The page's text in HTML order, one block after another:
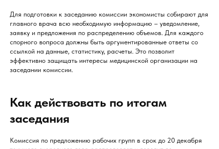
Для подготовки к заседанию комиссии экономисты собирают для
главного врача всю необходимую информацию – уведомление,
заявку и предложения по распределению объемов. Для каждого
спорного вопроса должны быть аргументированные ответы со
ссылкой на данные, статистику, расчеты. Это позволит
эффективно защищать интересы медицинской организации на
заседании комиссии.
Как действовать по итогам
заседания
Комиссия по предложению рабочих групп в срок до 20 декабря